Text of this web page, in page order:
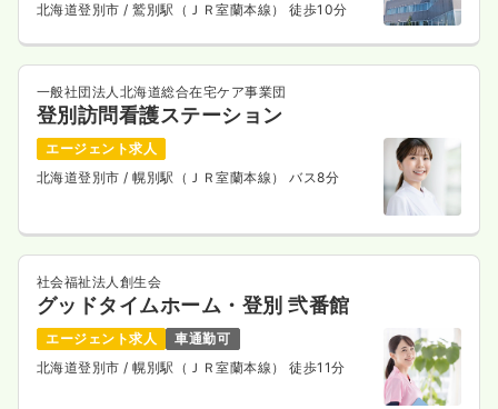
北海道登別市/ 鷲別駅（ＪＲ室蘭本線） 徒歩10分
一般社団法人北海道総合在宅ケア事業団
登別訪問看護ステーション
エージェント求人
北海道登別市/ 幌別駅（ＪＲ室蘭本線） バス8分
社会福祉法人創生会
グッドタイムホーム・登別 弐番館
エージェント求人
車通勤可
北海道登別市/ 幌別駅（ＪＲ室蘭本線） 徒歩11分